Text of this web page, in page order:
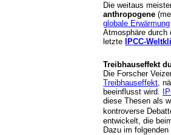
Die weitaus
anthropogene
globale Erwärmung
Atmosphäre durch
letzte
IPCC-
Treibhauseffekt
Die Forscher
Treibhauseffekt,
beeinflusst wird.
diese Thesen als
kontroverse
entwickelt, die
Dazu im